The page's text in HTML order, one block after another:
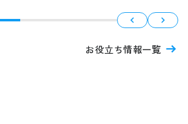
お役立ち情報一覧